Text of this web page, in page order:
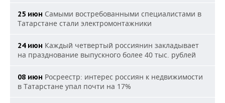
25 июн Самыми востребованными специалистами в
Татарстане стали электромонтажники
24 июн Каждый четвертый россиянин закладывает
на празднование выпускного более 40 тыс. рублей
08 июн Росреестр: интерес россиян к недвижимости
в Татарстане упал почти на 17%